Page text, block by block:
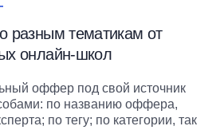
разным тематикам от
онлайн-школ
оффер под свой источник
по названию оффера,
по тегу; по категории, так